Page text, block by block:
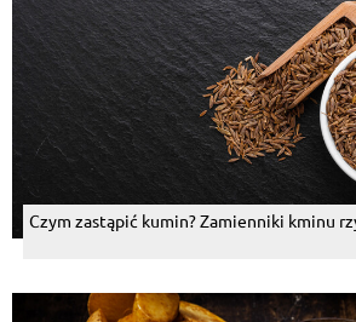
Czym zastąpić kumin? Zamienniki kminu